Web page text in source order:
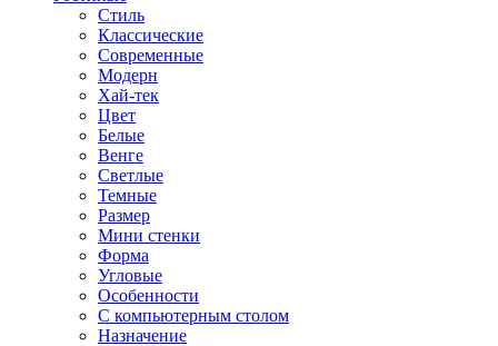
Стиль
Классические
Современные
Модерн
Хай-тек
Цвет
Белые
Венге
Светлые
Темные
Размер
Мини стенки
Форма
Угловые
Особенности
С компьютерным столом
Назначение